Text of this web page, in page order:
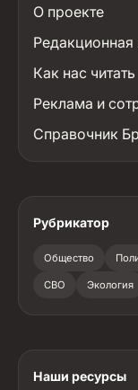
О проекте
Редакционная
Как нас читать
Реклама и
Справочник
Рубрикатор
Общество
СВО Экология
Наши ресурсы